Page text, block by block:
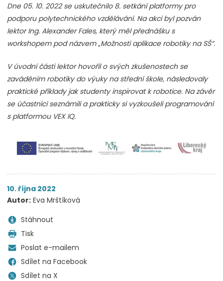
Dne 05. 10. 2022 se uskutečnilo 8. setkání platformy pro
podporu polytechnického vzdělávání. Na akci byl pozván
lektor Ing. Alexander Fales, který měl přednášku s
workshopem pod názvem „Možnosti aplikace robotiky na SŠ“.
V úvodní části lektor hovořil o svých zkušenostech se
zaváděním robotiky do výuky na střední škole, následovaly
praktické příklady jak studenty inspirovat k robotice. Na závěr
se účastníci seznámili a prakticky si vyzkoušeli programování
s platformou VEX IQ.
10. října 2022
Autor: Eva Mrštíková
Stáhnout
Tisk
Poslat e-mailem
Sdílet na Facebook
Sdílet na X